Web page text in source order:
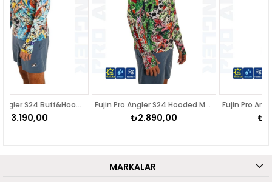
Fujin Pro Angler S24 Hooded Makai Green Red Fujin Pro Angler S24 Hooded Izohips Green
MARKALAR